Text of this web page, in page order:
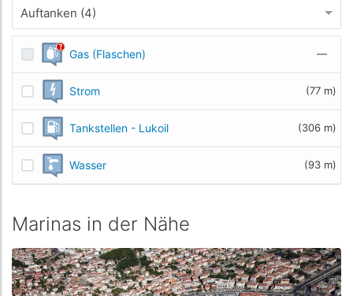
Auftanken (4)
Gas (Flaschen) —
Strom (77 m)
Tankstellen - Lukoil (306 m)
Wasser (93 m)
Marinas in der Nähe